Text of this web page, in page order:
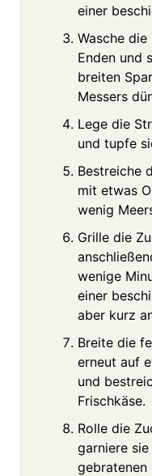
einer
Wasche
Enden und
breiten
Messers
Lege die
und tupfe
Bestreiche
mit etwas
wenig
Grille die
wenige
einer
aber kurz
Breite die
erneut auf
und
Frischkäse.
Rolle die
garniere
gebratenen